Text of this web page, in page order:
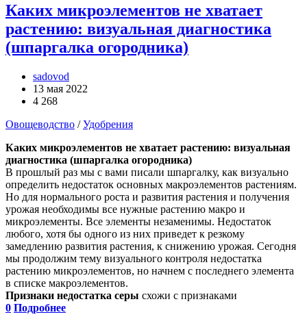
Каких микроэлементов не хватает
растению: визуальная диагностика
(шпаргалка огородника)
sadovod
13 мая 2022
4 268
Овощеводство /Удобрения
Каких микроэлементов не хватает растению: визуальная
диагностика (шпаргалка огородника)
В прошлый раз мы с вами писали шпаргалку, как визуально
определить недостаток основных макроэлементов растениям.
Но для нормального роста и развития растения и получения
урожая необходимы все нужные растению макро и
микроэлементы. Все элементы незаменимы. Недостаток
любого, хотя бы одного из них приведет к резкому
замедлению развития растения, к снижению урожая. Сегодня
мы продолжим тему визуального контроля недостатка
растению микроэлементов, но начнем с последнего элемента
в списке макроэлементов.
Признаки недостатка серы схожи с признаками
0 Подробнее